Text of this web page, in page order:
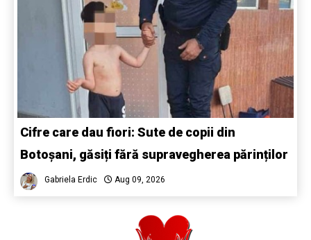
Cifre care dau fiori: Sute de copii din
Botoșani, găsiți fără supravegherea părinților
Gabriela Erdic Aug 09, 2026